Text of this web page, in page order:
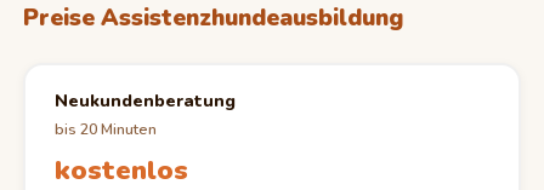
Preise Assistenzhundeausbildung
Neukundenberatung
bis 20 Minuten
kostenlos